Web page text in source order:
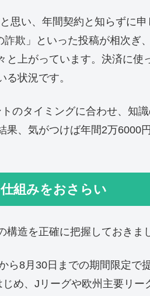
思い、年間契約と知らずに
欺」といった投稿が相次ぎ
と上がっています。決済に使
状況です。
のタイミングに合わせ、知
果、気がつけば年間2万
組みをおさらい
造を正確に把握しておきま
ら8月30日までの期間限定で
め、Jリーグや欧州主要リー